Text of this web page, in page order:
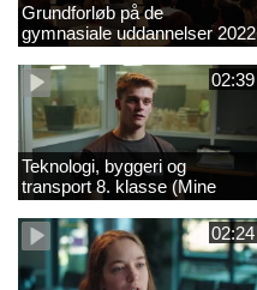
Grundforløb på de
gymnasiale uddannelser 2022
02:39
Teknologi, byggeri og
transport 8. klasse (Mine
introkurser) 2022
02:24